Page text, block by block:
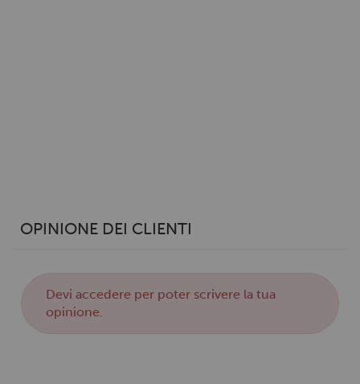
OPINIONE DEI CLIENTI
Deviaccedere per poter scrivere la tua
opinione.